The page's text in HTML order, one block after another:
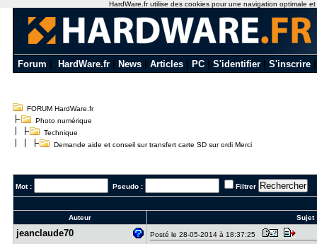
Forum HardWare.fr News Articles PC S'identifier S'inscrire
FORUM HardWare.fr
Photo numérique
Technique
Demande aide et conseil sur transfert carte SD sur ordi Merci
Mot : Pseudo : Filtrer
Auteur Sujet
jeanclaude​70 Posté le 28-05-2014 à 18:37:25
HardWare.fr utilise des cookies pour une navigation optimale